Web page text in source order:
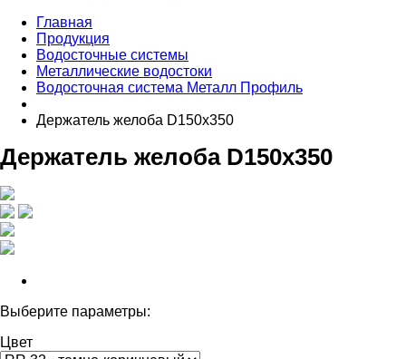
Главная
Продукция
Водосточные системы
Металлические водостоки
Водосточная система Металл Профиль
Держатель желоба D150х350
Держатель желоба D150х350
Выберите параметры:
Цвет